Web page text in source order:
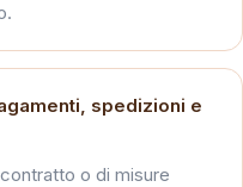
spedizioni e
o di misure